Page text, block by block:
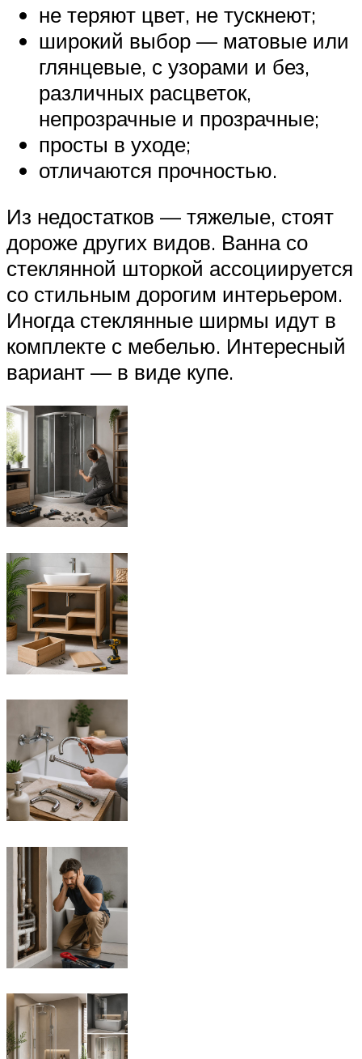
не теряют цвет, не тускнеют;
широкий выбор — матовые или
глянцевые, с узорами и без,
различных расцветок,
непрозрачные и прозрачные;
просты в уходе;
отличаются прочностью.
Из недостатков — тяжелые, стоят
дороже других видов. Ванна со
стеклянной шторкой ассоциируется
со стильным дорогим интерьером.
Иногда стеклянные ширмы идут в
комплекте с мебелью. Интересный
вариант — в виде купе.